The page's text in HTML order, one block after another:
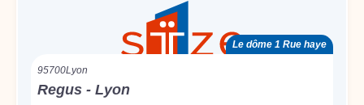
Le dôme 1 Rue haye
95700Lyon
Regus - Lyon